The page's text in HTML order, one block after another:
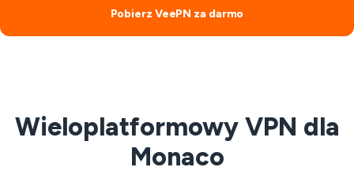
Pobierz VeePN za darmo
Wieloplatformowy VPN dla
Monaco